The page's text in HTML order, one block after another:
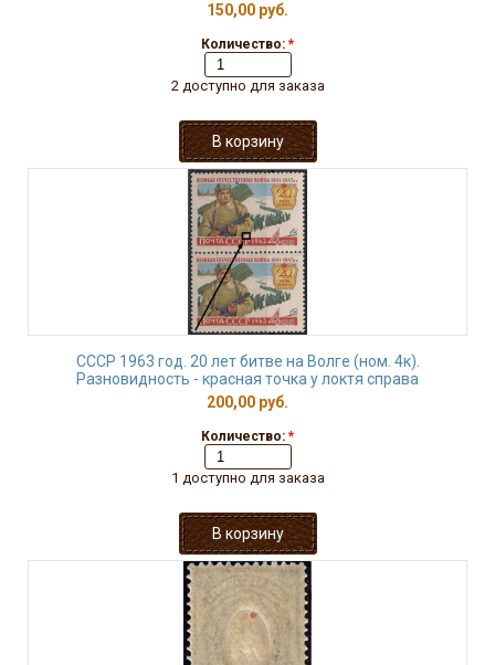
150,00 руб.
Количество: *
2 доступно для заказа
СССР 1963 год. 20 лет битве на Волге (ном. 4к).
Разновидность - красная точка у локтя справа
200,00 руб.
Количество: *
1 доступно для заказа